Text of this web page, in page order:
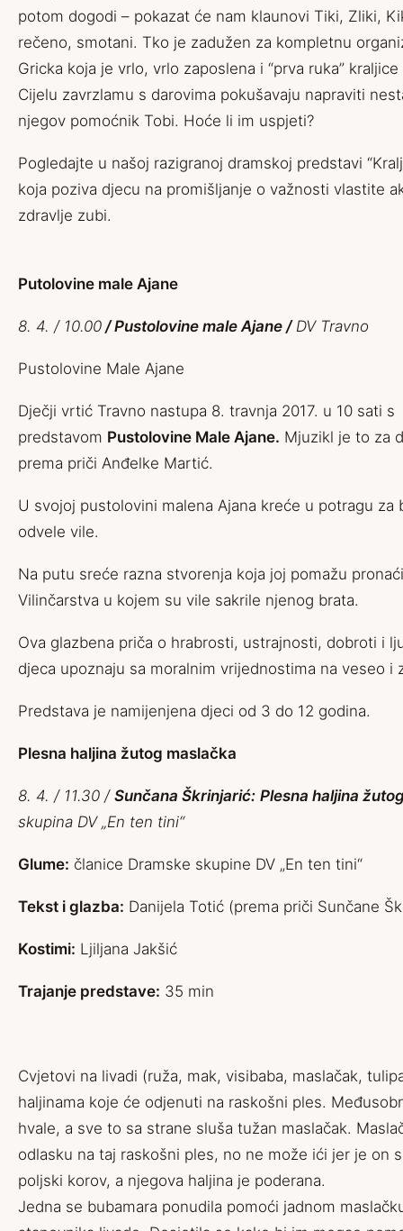
potom dogodi – pokazat će nam klaunovi Tiki, Zliki,
rečeno, smotani. Tko je zadužen za kompletnu
Gricka koja je vrlo, vrlo zaposlena i “prva ruka”
Cijelu zavrzlamu s darovima pokušavaju napraviti
njegov pomoćnik Tobi. Hoće li im uspjeti?
Pogledajte u našoj razigranoj dramskoj predstavi
koja poziva djecu na promišljanje o važnosti vlastite
zdravlje zubi.
Putolovine male Ajane
8. 4. / 10.00 / Pustolovine male Ajane /DV Travno
Pustolovine Male Ajane
Dječji vrtić Travno nastupa 8. travnja 2017. u 10 sati s
predstavom Pustolovine Male Ajane. Mjuzikl je to za
prema priči Anđelke Martić.
U svojoj pustolovini malena Ajana kreće u potragu za
odvele vile.
Na putu sreće razna stvorenja koja joj pomažu
Vilinčarstva u kojem su vile sakrile njenog brata.
Ova glazbena priča o hrabrosti, ustrajnosti, dobroti i
djeca upoznaju sa moralnim vrijednostima na veseo i
Predstava je namijenjena djeci od 3 do 12 godina.
Plesna haljina žutog maslačka
8. 4. / 11.30 / Sunčana Škrinjarić: Plesna haljina
skupina DV „En ten tini“
Glume: članice Dramske skupine DV „En ten tini“
Tekst i glazba: Danijela Totić (prema priči Sunčane
Kostimi: Ljiljana Jakšić
Trajanje predstave: 35 min
Cvjetovi na livadi (ruža, mak, visibaba, maslačak,
haljinama koje će odjenuti na raskošni ples.
hvale, a sve to sa strane sluša tužan maslačak.
odlasku na taj raskošni ples, no ne može ići jer je on
poljski korov, a njegova haljina je poderana.
Jedna se bubamara ponudila pomoći jadnom